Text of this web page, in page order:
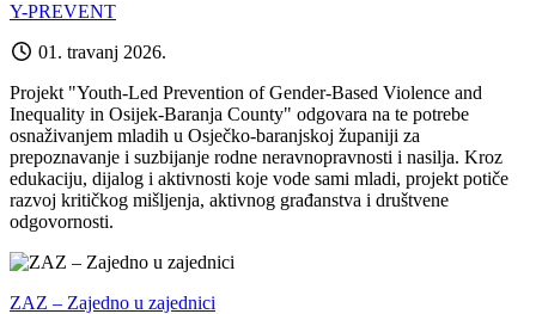
Y-PREVENT
01. travanj 2026.
Projekt "Youth-Led Prevention of Gender-Based Violence and
Inequality in Osijek-Baranja County" odgovara na te potrebe
osnaživanjem mladih u Osječko-baranjskoj županiji za
prepoznavanje i suzbijanje rodne neravnopravnosti i nasilja. Kroz
edukaciju, dijalog i aktivnosti koje vode sami mladi, projekt potiče
razvoj kritičkog mišljenja, aktivnog građanstva i društvene
odgovornosti.
ZAZ – Zajedno u zajednici